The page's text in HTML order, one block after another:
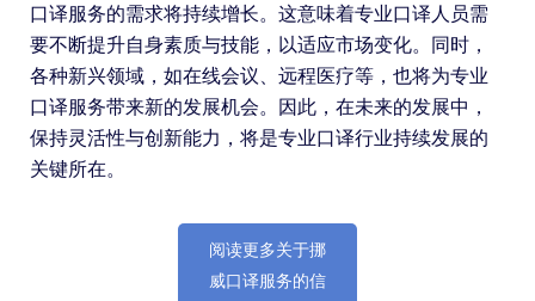
口译服务的需求将持续增长。这意味着专业口译人员需
要不断提升自身素质与技能，以适应市场变化。同时，
各种新兴领域，如在线会议、远程医疗等，也将为专业
口译服务带来新的发展机会。因此，在未来的发展中，
保持灵活性与创新能力，将是专业口译行业持续发展的
关键所在。
阅读更多关于挪
威口译服务的信